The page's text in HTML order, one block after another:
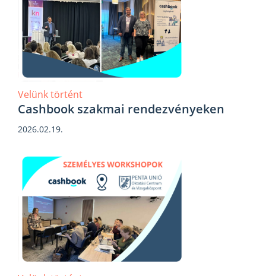
Velünk történt
Cashbook szakmai rendezvényeken
2026.02.19.